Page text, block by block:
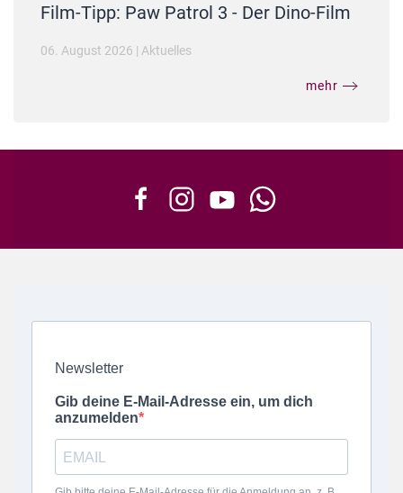
Film-Tipp: Paw Patrol 3 - Der Dino-Film
06. August 2026 | Aktuelles
mehr